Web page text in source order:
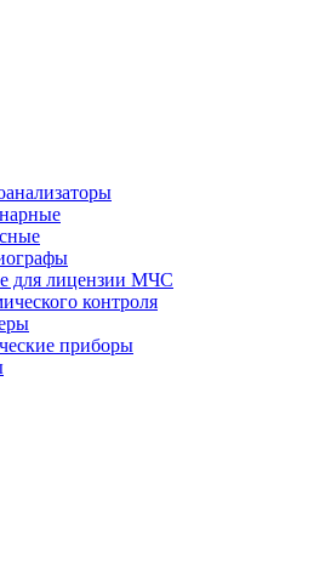
для лицензии МЧС
контроля
приборы